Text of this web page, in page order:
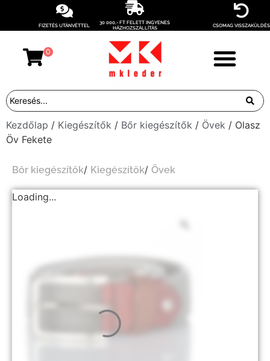
FIZETÉS UTÁNVÉTTEL
30 000,- FT FELETT INGYENES
HÁZHOZSZÁLLÍTÁS
CSOMAG VISSZAKÜLDÉS
0
Kezdőlap / Kiegészítők / Bőr kiegészítők / Övek / Olasz
Öv Fekete
Bőr kiegészítők/ Kiegészítők/ Övek
Loading...